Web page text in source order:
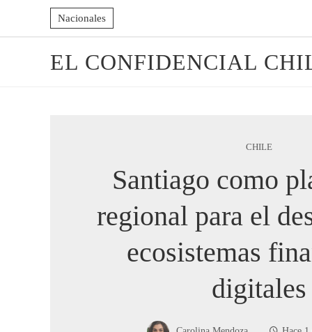
Nacionales
EL CONFIDENCIAL
CHILE
Santiago como
regional para el
ecosistemas
digitales